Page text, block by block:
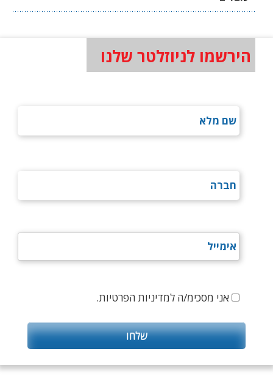
הירשמו לניוזלטר שלנו
אני מסכימ/ה למדיניות הפרטיות.